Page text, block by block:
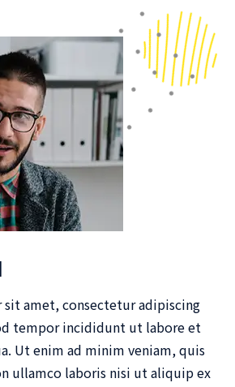
amet, consectetur adipiscing
tempor incididunt ut labore et
Ut enim ad minim veniam, quis
ullamco laboris nisi ut aliquip ex